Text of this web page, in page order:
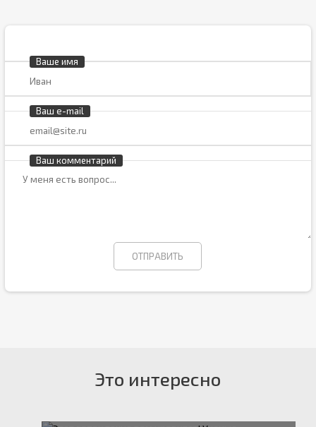
Ваше имя
Ваш e-mail
Ваш комментарий
Это интересно